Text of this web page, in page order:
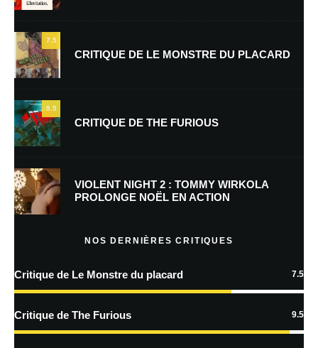
Nom*
E-mail*
Enregistrer mon nom, mon e-mail et mon site dans le navigateur pour
mon prochain commentaire.
Prévenez-moi de tous les nouveaux commentaires par e-mail.
Prévenez-moi de tous les nouveaux articles par e-mail.
En savoir
traitées
7.5
CRITIQUE DE LE MONSTRE DU PLACARD
9.5
CRITIQUE DE THE FURIOUS
VIOLENT NIGHT 2 : TOMMY WIRKOLA
PROLONGE NOËL EN ACTION
NOS DERNIÈRES CRITIQUES
Critique de Le Monstre du placard 7.5
Critique de The Furious 9.5